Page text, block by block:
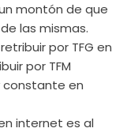
montón de que
las mismas.
por TFG en
por TFM
constante en
internet es al